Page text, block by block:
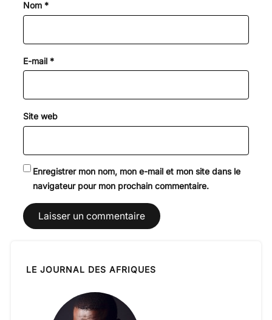
Nom *
E-mail *
Site web
Enregistrer mon nom, mon e-mail et mon site dans le
navigateur pour mon prochain commentaire.
LE JOURNAL DES AFRIQUES